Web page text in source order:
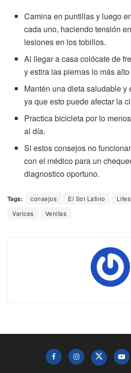
Camina en puntillas y luego
cada uno, haciendo tensión
lesiones en los tobillos.
Al llegar a casa colócate de
y estira las piernas lo más
Mantén una dieta saludable y
ya que esto puede afectar la
Practica bicicleta por lo
al día.
Si estos consejos no
con el médico para un
diagnostico oportuno.
Tags: consejos El Sol Latino
Varices
Venitas